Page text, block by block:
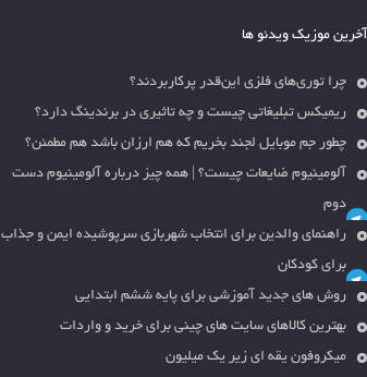
آخرین موزیک ویدئو ها
چرا توری‌های فلزی این‌قدر پرکاربردند؟
ریمیکس تبلیغاتی چیست و چه تاثیری در برندینگ دارد؟
چطور جم موبایل لجند بخریم که هم ارزان باشد هم مطمئن؟
آلومینیوم ضایعات چیست؟ | همه چیز درباره آلومینیوم دست
دوم
راهنمای والدین برای انتخاب شهربازی سرپوشیده ایمن و جذاب
برای کودکان
روش های جدید آموزشی برای پایه ششم ابتدایی
بهترین کالاهای سایت های چینی برای خرید و واردات
میکروفون یقه ای زیر یک میلیون